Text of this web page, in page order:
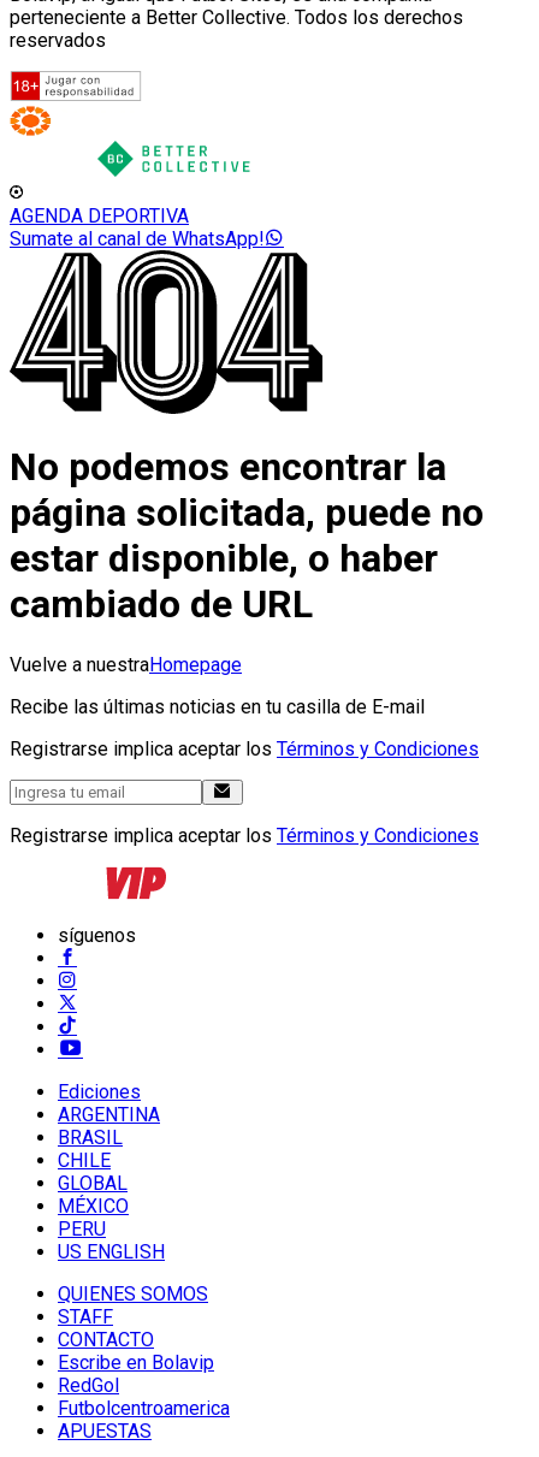
perteneciente a Better Collective. Todos los derechos
reservados
AGENDA DEPORTIVA
Sumate al canal de WhatsApp!
No podemos encontrar la
página solicitada, puede no
estar disponible, o haber
cambiado de URL
Vuelve a nuestraHomepage
Recibe las últimas noticias en tu casilla de E-mail
Registrarse implica aceptar los Términos y Condiciones
Registrarse implica aceptar los Términos y Condiciones
síguenos
Ediciones
ARGENTINA
BRASIL
CHILE
GLOBAL
MÉXICO
PERU
US ENGLISH
QUIENES SOMOS
STAFF
CONTACTO
Escribe en Bolavip
RedGol
Futbolcentroamerica
APUESTAS